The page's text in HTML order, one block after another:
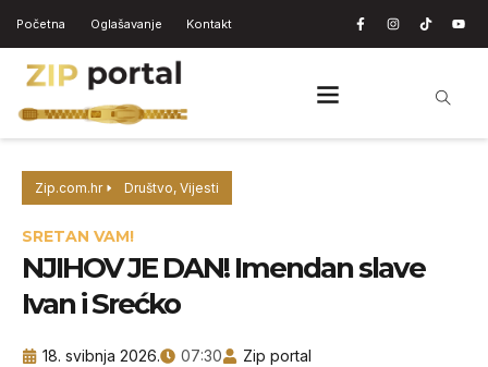
Početna Oglašavanje Kontakt
Zip.com.hr Društvo, Vijesti
SRETAN VAM!
NJIHOV JE DAN! Imendan slave
Ivan i Srećko
18. svibnja 2026. 07:30 Zip portal